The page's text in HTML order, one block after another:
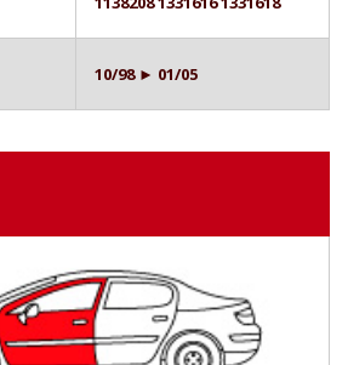
10/98 ► 01/05